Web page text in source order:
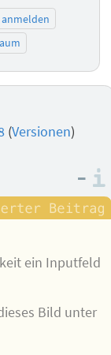
anmelden
(Versionen)
–
ein Inputfeld
Bild unter